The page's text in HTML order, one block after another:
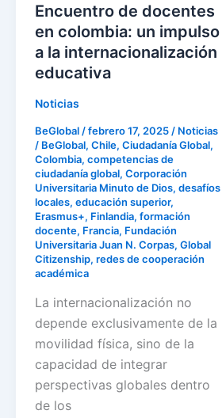
Encuentro de docentes
en colombia: un impulso
a la internacionalización
educativa
Noticias
BeGlobal /febrero 17, 2025 / Noticias
/ BeGlobal, Chile, Ciudadanía Global,
Colombia, competencias de
ciudadanía global, Corporación
Universitaria Minuto de Dios, desafíos
locales, educación superior,
Erasmus+, Finlandia, formación
docente, Francia, Fundación
Universitaria Juan N. Corpas, Global
Citizenship, redes de cooperación
académica
La internacionalización no
depende exclusivamente de la
movilidad física, sino de la
capacidad de integrar
perspectivas globales dentro
de los
a
la
internacionalización
educativa